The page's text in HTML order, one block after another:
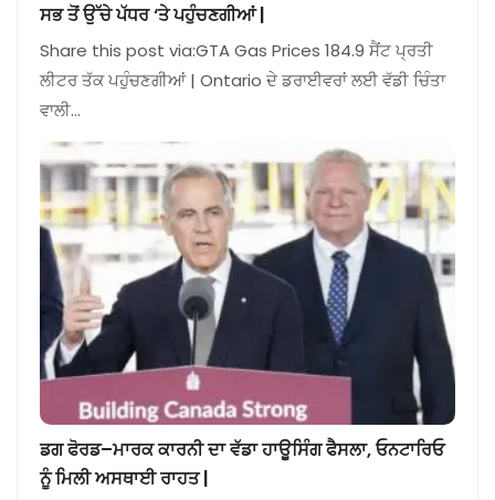
ਸਭ ਤੋਂ ਉੱਚੇ ਪੱਧਰ ‘ਤੇ ਪਹੁੰਚਣਗੀਆਂ |
Share this post via:GTA Gas Prices 184.9 ਸੈਂਟ ਪ੍ਰਤੀ
ਲੀਟਰ ਤੱਕ ਪਹੁੰਚਣਗੀਆਂ | Ontario ਦੇ ਡਰਾਈਵਰਾਂ ਲਈ ਵੱਡੀ ਚਿੰਤਾ
ਵਾਲੀ…
ਡਗ ਫੋਰਡ–ਮਾਰਕ ਕਾਰਨੀ ਦਾ ਵੱਡਾ ਹਾਊਸਿੰਗ ਫੈਸਲਾ, ਓਨਟਾਰਿਓ
ਨੂੰ ਮਿਲੀ ਅਸਥਾਈ ਰਾਹਤ |